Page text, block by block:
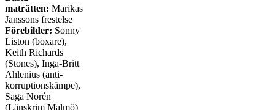
maträtten: Marikas
Janssons frestelse
Förebilder: Sonny
Liston (boxare),
Keith Richards
(Stones), Inga-Britt
Ahlenius (anti-
korruptionskämpe),
Saga Norén
(Länskrim Malmö)